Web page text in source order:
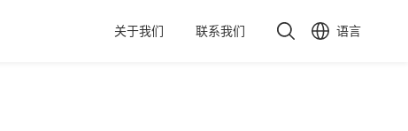
关于我们 联系我们 语言